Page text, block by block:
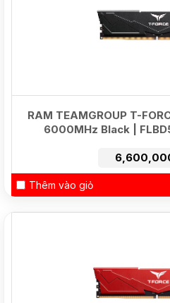
RAM TEAMGROUP T-
6000MHz Black |
Thêm vào giỏ